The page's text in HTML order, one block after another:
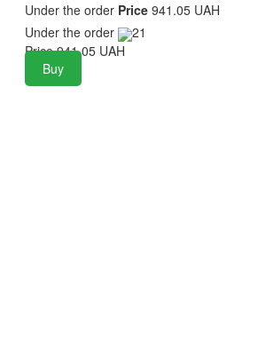
Under the order Price941.05 UAH
Under the order
21
Price 941.05 UAH
Buy